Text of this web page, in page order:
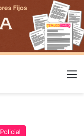
Policial